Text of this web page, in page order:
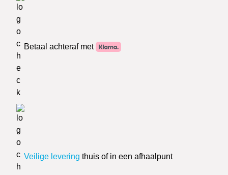
Betaal achteraf met
Veilige levering thuis of in een afhaalpunt